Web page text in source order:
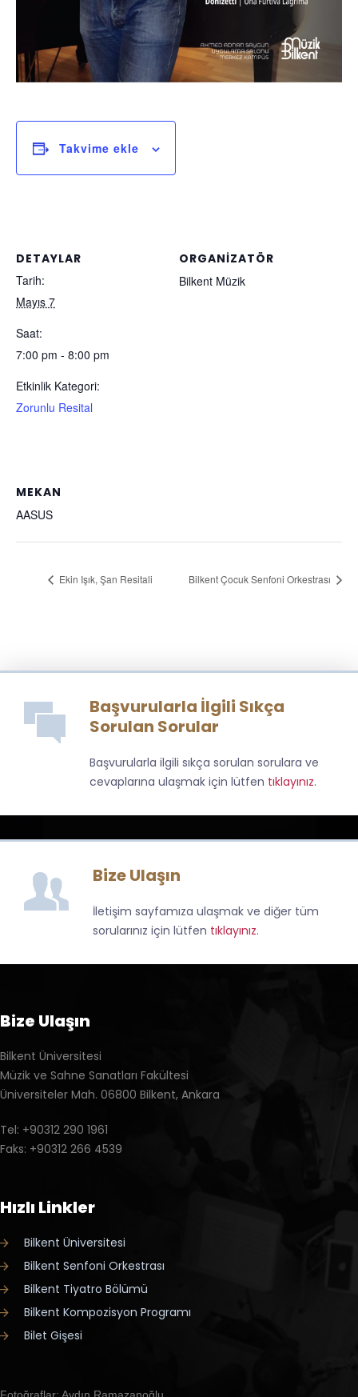
Takvime ekle
DETAYLAR
Tarih:
Mayıs 7
Saat:
7:00 pm - 8:00 pm
Etkinlik Kategori:
Zorunlu Resital
ORGANIZATÖR
Bilkent Müzik
MEKAN
AASUS
Ekin Işık, Şan Resitali Bilkent Çocuk Senfoni Orkestrası
Başvurularla İlgili Sıkça
Sorulan Sorular
Başvurularla ilgili sıkça sorulan sorulara ve
cevaplarına ulaşmak için lütfen tıklayınız.
Bize Ulaşın
İletişim sayfamıza ulaşmak ve diğer tüm
sorularınız için lütfen tıklayınız.
Bize Ulaşın
Bilkent Üniversitesi
Müzik ve Sahne Sanatları Fakültesi
Üniversiteler Mah. 06800 Bilkent, Ankara
Tel: +90312 290 1961
Faks: +90312 266 4539
Hızlı Linkler
Bilkent Üniversitesi
Bilkent Senfoni Orkestrası
Bilkent Tiyatro Bölümü
Bilkent Kompozisyon Programı
Bilet Gişesi